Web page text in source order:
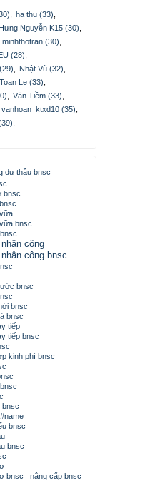
ha thu (33)
Hưng Nguyễn K15 (30)
minhthotran (30)
(28)
Nhật Vũ (32)
Toan Le (33)
Văn Tiềm (33)
vanhoan_ktxd10 (35)
dự thầu bnsc
bnsc
bnsc
công
công bnsc
bnsc
bnsc
bnsc
tiếp
tiếp bnsc
kinh phí bnsc
bnsc
bnsc
bnsc
bnsc
nâng cấp bnsc